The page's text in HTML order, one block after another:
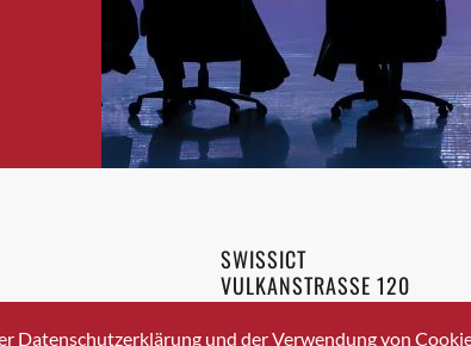
Burgdorf
Bäretswil
Bülach
Cazis
Crissier
Davos Platz
20
SWISSICT
VULKANSTRASSE 120
8048 ZURICH
Datenschutzerklärung und der Verwendung von